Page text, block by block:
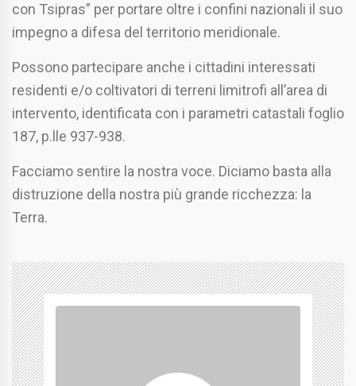
con Tsipras” per portare oltre i confini nazionali il suo
impegno a difesa del territorio meridionale.
Possono partecipare anche i cittadini interessati
residenti e/o coltivatori di terreni limitrofi all’area di
intervento, identificata con i parametri catastali foglio
187, p.lle 937-938.
Facciamo sentire la nostra voce. Diciamo basta alla
distruzione della nostra più grande ricchezza: la
Terra.